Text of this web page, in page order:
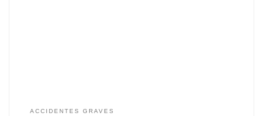
ACCIDENTES GRAVES